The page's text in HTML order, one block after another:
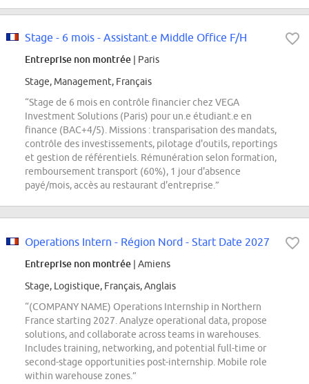
Stage - 6 mois - Assistant.e Middle Office F/H
Entreprise non montrée | Paris
Stage, Management, Français
“Stage de 6 mois en contrôle financier chez VEGA
Investment Solutions (Paris) pour un.e étudiant.e en
finance (BAC+4/5). Missions : transparisation des mandats,
contrôle des investissements, pilotage d'outils, reportings
et gestion de référentiels. Rémunération selon formation,
remboursement transport (60%), 1 jour d'absence
payé/mois, accès au restaurant d'entreprise.”
Operations Intern - Région Nord - Start Date 2027
Entreprise non montrée | Amiens
Stage, Logistique, Français, Anglais
“(COMPANY NAME) Operations Internship in Northern
France starting 2027. Analyze operational data, propose
solutions, and collaborate across teams in warehouses.
Includes training, networking, and potential full-time or
second-stage opportunities post-internship. Mobile role
within warehouse zones.”